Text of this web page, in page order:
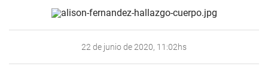
22 de junio de 2020, 11:02hs